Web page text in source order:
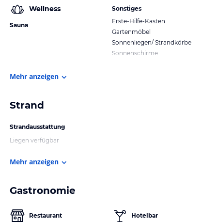
Wellness
Sauna
Sonstiges
Erste-Hilfe-Kasten
Gartenmöbel
Sonnenliegen/ Strandkörbe
Sonnenschirme
Mehr anzeigen
Strand
Strandausstattung
Liegen verfügbar
Mehr anzeigen
Gastronomie
Restaurant Hotelbar